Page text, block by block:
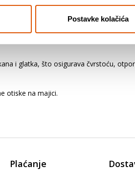
Postavke kolačića
Detalji proizvoda
i glatka, što osigurava čvrstoću,
otiske na majici.
Plaćanje